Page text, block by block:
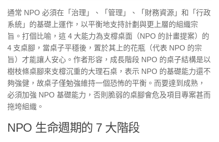
通常 NPO 必須在「治理」、「管理」、「財務資源」和「行政
系統」的基礎上運作，以平衡地支持計劃與更上層的組織宗
旨。打個比喻，這 4 大能力為支橕桌面（NPO 的計畫提案）的
4 支桌腳，當桌子平穩後，置於其上的花瓶（代表 NPO 的宗
旨）才能讓人安心。作者形容，成長階段 NPO 的桌子結構是以
樹枝條桌腳來支橕沉重的大理石桌，表示 NPO 的基礎能力還不
夠強健，故桌子僅勉強維持一個恐怖的平衡。而要達到成熟，
必須加強 NPO 基礎能力，否則脆弱的桌腳會危及項目專案甚而
拖垮組織。
NPO 生命週期的 7 大階段